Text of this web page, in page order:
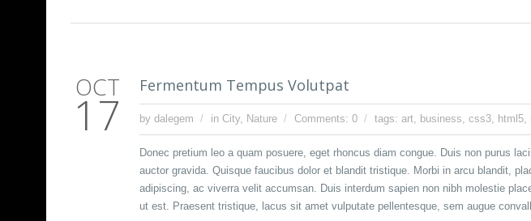
OCT
17
Fermentum Tempus Volutpat
by dalegem in City, Nature Comments: 0 tags: art, business, css3, html5,
Donec pretium leo a quam posuere, eget rhoncus diam congue. Duis non purus
auctor gravida. Quisque faucibus dolor et blandit tristique. Morbi in arcu blandit,
adipiscing, ac viverra velit accumsan. Duis interdum sapien non nibh molestie
ut est. Praesent tristique, lacus sit amet vulputate pellentesque, sem augue